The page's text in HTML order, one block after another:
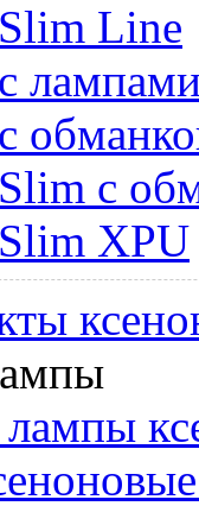
Line
с
XPU